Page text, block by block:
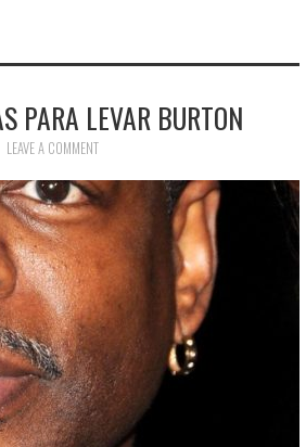
PARA LEVAR BURTON
LEAVE A COMMENT